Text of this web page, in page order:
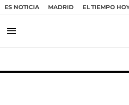
ES NOTICIA MADRID EL TIEMPO
menu